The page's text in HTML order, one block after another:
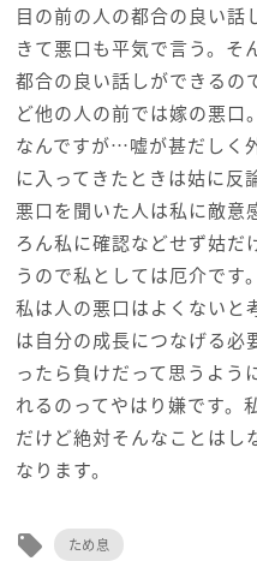
目の前の人の都合の良い話
きて悪口も平気で言う。そ
都合の良い話しができるの
ど他の人の前では嫁の悪口
なんですが…嘘が甚だしく
に入ってきたときは姑に反
悪口を聞いた人は私に敵意
ろん私に確認などせず姑だ
うので私としては厄介です。
私は人の悪口はよくないと
は自分の成長につなげる必
ったら負けだって思うよ
れるのってやはり嫌です。
だけど絶対そんなことは
なります。
local_offer ため息